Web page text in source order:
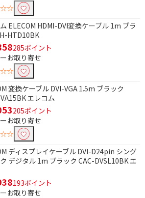
ELECOM HDMI-DVI変換ケーブル 1m ブラ
HTD10BK
285ポイント
お取り寄せ
変換ケーブル DVI-VGA 1.5m ブラック
エレコム
205ポイント
お取り寄せ
ディスプレイケーブル DVI-D24pin シング
デジタル 1m ブラック CAC-DVSL10BK エ
193ポイント
お取り寄せ